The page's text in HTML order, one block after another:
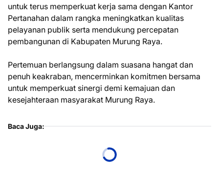
untuk terus memperkuat kerja sama dengan Kantor
Pertanahan dalam rangka meningkatkan kualitas
pelayanan publik serta mendukung percepatan
pembangunan di Kabupaten Murung Raya.
Pertemuan berlangsung dalam suasana hangat dan
penuh keakraban, mencerminkan komitmen bersama
untuk memperkuat sinergi demi kemajuan dan
kesejahteraan masyarakat Murung Raya.
Baca Juga: